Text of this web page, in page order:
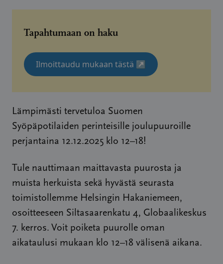
Tapahtumaan on haku
Ilmoittaudu mukaan tästä ↗
Lämpimästi tervetuloa Suomen
Syöpäpotilaiden perinteisille joulupuuroille
perjantaina 12.12.2025 klo 12–18!
Tule nauttimaan maittavasta puurosta ja
muista herkuista sekä hyvästä seurasta
toimistollemme Helsingin Hakaniemeen,
osoitteeseen Siltasaarenkatu 4, Globaalikeskus
7. kerros. Voit poiketa puurolle oman
aikataulusi mukaan klo 12–18 välisenä aikana.